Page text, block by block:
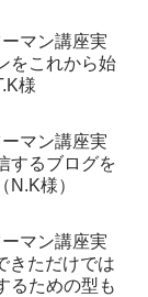
マン講座実
をこれから始
様
マン講座実
するブログを
N.K様）
マン講座実
きただけでは
るための型も